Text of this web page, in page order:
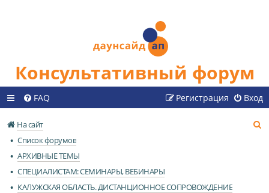
Консультативный форум
FAQ Вход
Регистрация
На сайт
Список форумов
АРХИВНЫЕ ТЕМЫ
СПЕЦИАЛИСТАМ: СЕМИНАРЫ, ВЕБИНАРЫ
КАЛУЖСКАЯ ОБЛАСТЬ. ДИСТАНЦИОННОЕ СОПРОВОЖДЕНИЕ